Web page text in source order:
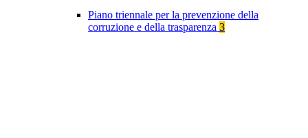
Piano triennale per la prevenzione della
corruzione e della trasparenza 3